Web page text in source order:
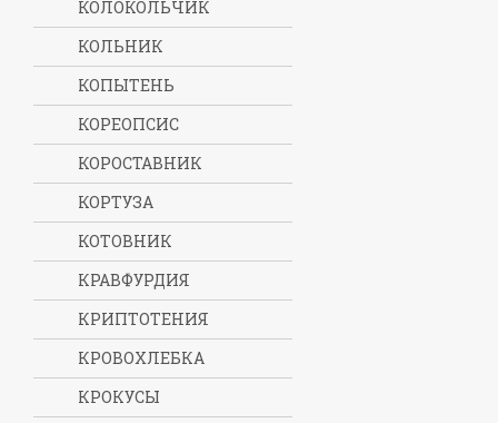
КОЛОКОЛЬЧИК
КОЛЬНИК
КОПЫТЕНЬ
КОРЕОПСИС
КОРОСТАВНИК
КОРТУЗА
КОТОВНИК
КРАВФУРДИЯ
КРИПТОТЕНИЯ
КРОВОХЛЕБКА
КРОКУСЫ